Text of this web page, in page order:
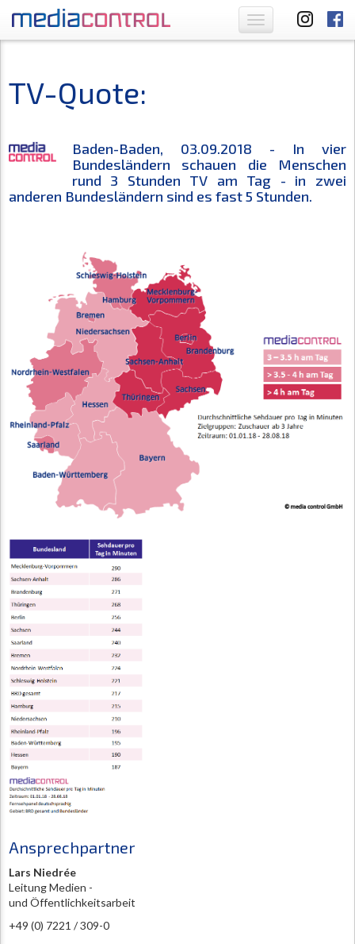
Toggle
navigation
TV-Quote:
Baden-Baden, 03.09.2018 - In vier
Bundesländern schauen die Menschen
rund 3 Stunden TV am Tag - in zwei
anderen Bundesländern sind es fast 5 Stunden.
Ansprechpartner
Lars Niedrée
Leitung Medien -
und Öffentlichkeitsarbeit
+49 (0) 7221 / 309-0